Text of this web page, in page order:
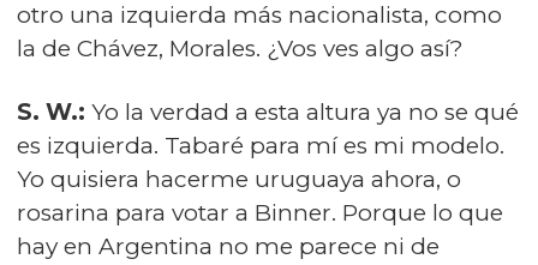
otro una izquierda más nacionalista, como
la de Chávez, Morales. ¿Vos ves algo así?
S. W.: Yo la verdad a esta altura ya no se qué
es izquierda. Tabaré para mí es mi modelo.
Yo quisiera hacerme uruguaya ahora, o
rosarina para votar a Binner. Porque lo que
hay en Argentina no me parece ni de